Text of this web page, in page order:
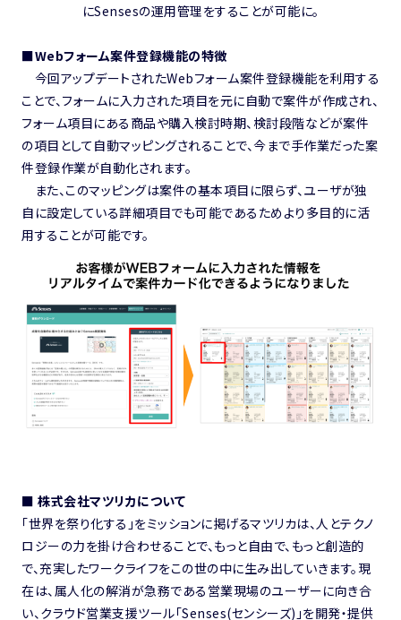
にSensesの運用管理をすることが可能に。
■Webフォーム案件登録機能の特徴
今回アップデートされたWebフォーム案件登録機能を利用する
ことで、 フォームに入力された項目を元に自動で案件が作成され、
フォーム項目にある商品や購入検討時期、検討段階などが案件
の項目として自動マッピングされることで、今まで手作業だった案
件登録作業が自動化されます。
また、このマッピングは案件の基本項目に限らず、ユーザが独
自に設定している詳細項目でも可能であるためより多目的に活
用することが可能です。
■ 株式会社マツリカについて
「世界を祭り化する」をミッションに掲げるマツリカは、人とテクノ
ロジーの力を掛け合わせることで、もっと自由で、もっと創造的
で、充実したワークライフをこの世の中に生み出していきます。現
在は、属人化の解消が急務である営業現場のユーザーに向き合
い、クラウド営業支援ツール「Senses(センシーズ)」を開発・提供